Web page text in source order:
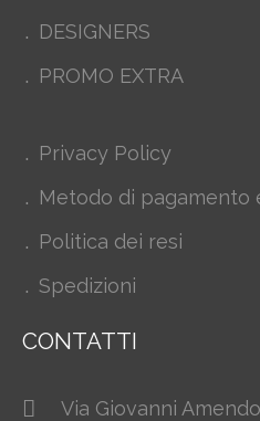
DESIGNERS
PROMO EXTRA
Privacy Policy
Metodo di pagamento
Politica dei resi
Spedizioni
CONTATTI
Via Giovanni